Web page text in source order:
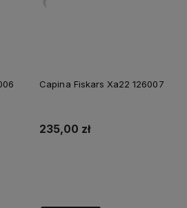
Capina Fiskars Xa22 126007
235,00 zł